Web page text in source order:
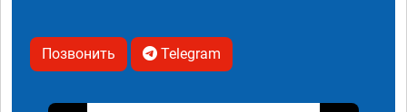
Позвонить Telegram